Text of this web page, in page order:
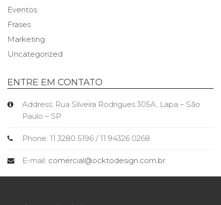
Eventos
Frases
Marketing
Uncategorized
ENTRE EM CONTATO
Address: Rua Silveira Rodrigues 305A, Lapa – São
Paulo – SP
Phone: 11 3280 5196 / 11 94326 0268
E-mail: comercial@ocktodesign.com.br